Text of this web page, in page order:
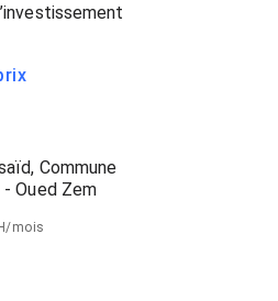
Commune
- Oued Zem
/mois